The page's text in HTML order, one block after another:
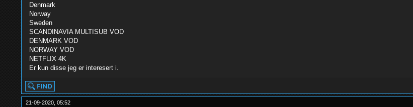
Denmark
Norway
Sweden
SCANDINAVIA MULTISUB VOD
DENMARK VOD
NORWAY VOD
NETFLIX 4K
Er kun disse jeg er interesert i.
21-09-2020, 05:52